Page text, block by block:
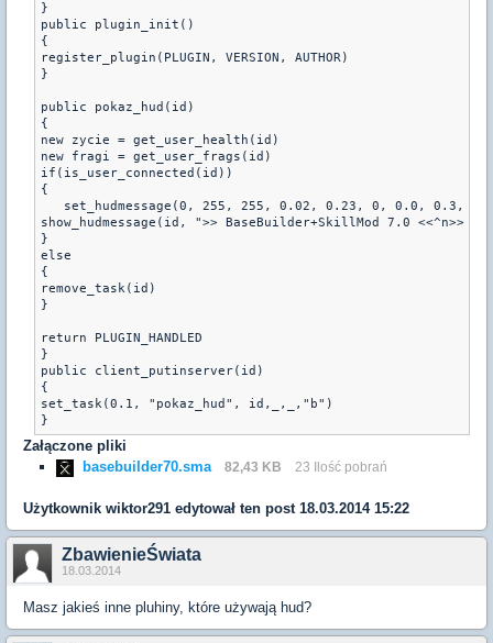
}
public plugin_init()
{
register_plugin(PLUGIN, VERSION, AUTHOR)
}
public pokaz_hud(id)
{
new zycie = get_user_health(id)
new fragi = get_user_frags(id)
if(is_user_connected(id))
{
set_hudmessage(0, 255, 255, 0.02, 0.23, 0, 0.0, 0.3,
show_hudmessage(id, ">> BaseBuilder+SkillMod 7.0
}
else
{
remove_task(id)
}
return PLUGIN_HANDLED
}
public client_putinserver(id)
{
set_task(0.1, "pokaz_hud", id,_,_,"b")
Załączone pliki
basebuilder70.sma
82,43 KB 23 Ilość pobrań
Użytkownik wiktor291 edytował ten post 18.03.2014 15:22
ZbawienieŚwiata
18.03.2014
Masz jakieś inne pluhiny, które używają hud?